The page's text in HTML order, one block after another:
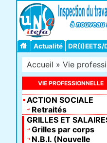
Actualité DR(I)EETS/
Accueil » Vie
VIE PROFESSIONNELLE
ACTION SOCIALE
Retraités
GRILLES ET
Grilles par corps
N.B.I. (Nouvelle